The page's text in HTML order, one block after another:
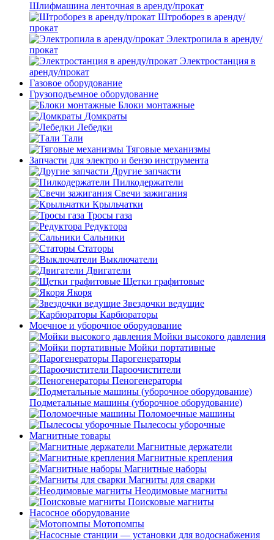
Шлифмашина ленточная в аренду/прокат
Штроборез в аренду/
прокат
Электропила в аренду/
прокат
Электростанция в
аренду/прокат
Газовое оборудование
Грузоподъемное оборудование
Блоки монтажные
Домкраты
Лебедки
Тали
Тяговые механизмы
Запчасти для электро и бензо инструмента
Другие запчасти
Пилкодержатели
Свечи зажигания
Крыльчатки
Тросы газа
Редуктора
Сальники
Статоры
Выключатели
Двигатели
Щетки графитовые
Якоря
Звездочки ведущие
Карбюраторы
Моечное и уборочное оборудование
Мойки высокого давления
Мойки портативные
Парогенераторы
Пароочистители
Пеногенераторы
Подметальные машины (уборочное оборудование)
Поломоечные машины
Пылесосы уборочные
Магнитные товары
Магнитные держатели
Магнитные крепления
Магнитные наборы
Магниты для сварки
Неодимовые магниты
Поисковые магниты
Насосное оборудование
Мотопомпы